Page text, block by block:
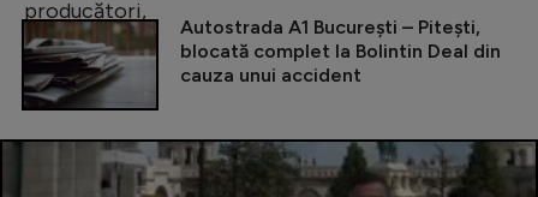
Autostrada A1 București – Pitești,
blocată complet la Bolintin Deal din
cauza unui accident